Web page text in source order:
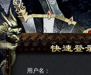
用户名：